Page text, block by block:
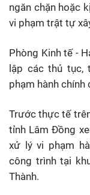
ngăn chặn hoặc
vi phạm trật tự
Phòng Kinh tế -
lập các thủ tục,
phạm hành chính
Trước thực tế
tỉnh Lâm Đồng
xử lý vi phạm
công trình tại
Thành.